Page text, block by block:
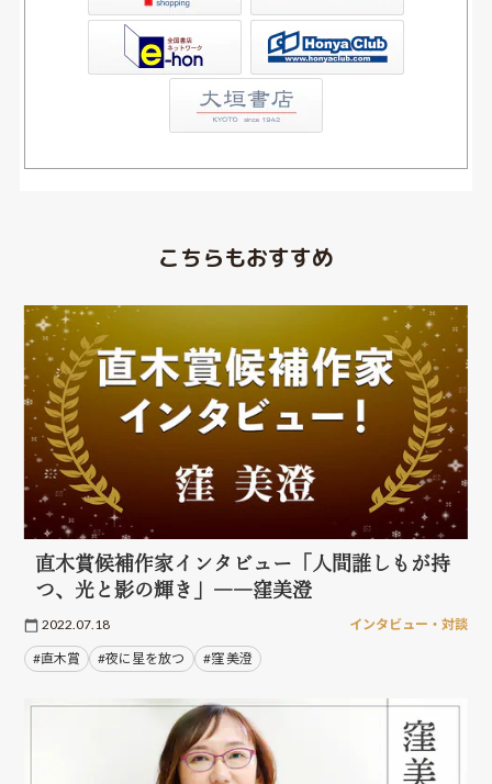
こちらもおすすめ
直木賞候補作家インタビュー「人間誰しもが持
つ、光と影の輝き」――窪美澄
2022.07.18 インタビュー・対談
#直木賞 #夜に星を放つ #窪 美澄